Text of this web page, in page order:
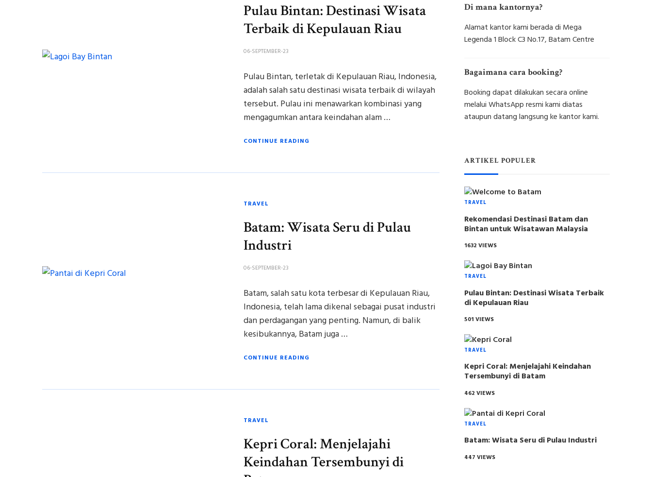
Pulau Bintan: Destinasi Wisata
Terbaik di Kepulauan Riau
06-SEPTEMBER-23
Pulau Bintan, terletak di Kepulauan Riau, Indonesia,
adalah salah satu destinasi wisata terbaik di wilayah
tersebut. Pulau ini menawarkan kombinasi yang
mengagumkan antara keindahan alam …
CONTINUE READING
TRAVEL
Batam: Wisata Seru di Pulau
Industri
06-SEPTEMBER-23
Batam, salah satu kota terbesar di Kepulauan Riau,
Indonesia, telah lama dikenal sebagai pusat industri
dan perdagangan yang penting. Namun, di balik
kesibukannya, Batam juga …
CONTINUE READING
TRAVEL
Kepri Coral: Menjelajahi
Keindahan Tersembunyi di
Di mana kantornya?
Alamat kantor kami berada di Mega
Legenda 1 Block C3 No.17, Batam Centre
Bagaimana cara booking?
Booking dapat dilakukan secara online
melalui WhatsApp resmi kami diatas
ataupun datang langsung ke kantor kami.
ARTIKEL POPULER
TRAVEL
Rekomendasi Destinasi Batam dan
Bintan untuk Wisatawan Malaysia
1632 VIEWS
TRAVEL
Pulau Bintan: Destinasi Wisata Terbaik
di Kepulauan Riau
501 VIEWS
TRAVEL
Kepri Coral: Menjelajahi Keindahan
Tersembunyi di Batam
462 VIEWS
TRAVEL
Batam: Wisata Seru di Pulau Industri
447 VIEWS